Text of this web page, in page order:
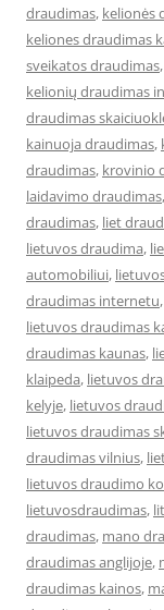
draudimas, kelionės
keliones draudimas
sveikatos draudimas,
kelionių draudimas
draudimas
kainuoja draudimas,
draudimas, krovinio
laidavimo draudimas,
draudimas, liet
lietuvos draudima,
automobiliui,
draudimas internetu,
lietuvos draudimas
draudimas kaunas,
klaipeda, lietuvos
kelyje, lietuvos
lietuvos draudimas
draudimas vilnius,
lietuvos draudimo
lietuvosdraudimas,
draudimas, mano
draudimas anglijoje,
draudimas kainos,